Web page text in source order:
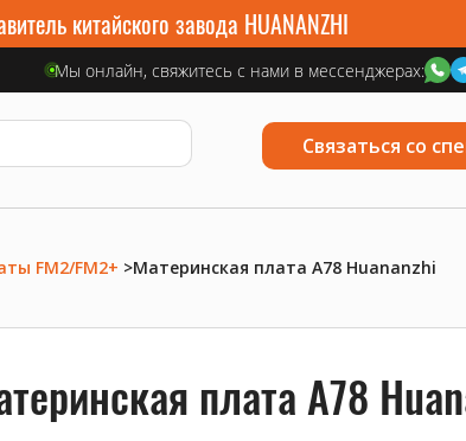
китайского завода HUANANZHI
Мы онлайн, свяжитесь с нами в мессенджерах:
Связаться со
FM2/FM2+ >Материнская плата A78 Huananzhi
плата A78